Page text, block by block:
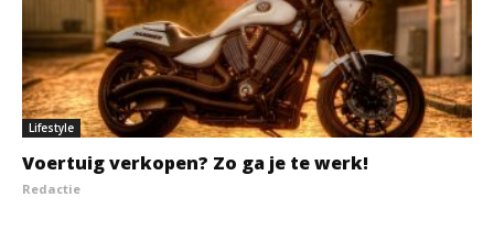
Lifestyle
Voertuig verkopen? Zo ga je te werk!
Redactie